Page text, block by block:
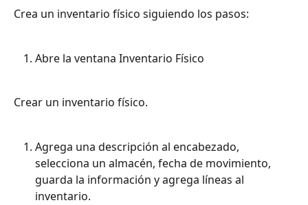
Crea un inventario físico siguiendo los pasos:
Abre la ventana Inventario Físico
Crear un inventario físico.
Agrega una descripción al encabezado,
selecciona un almacén, fecha de movimiento,
guarda la información y agrega líneas al
inventario.